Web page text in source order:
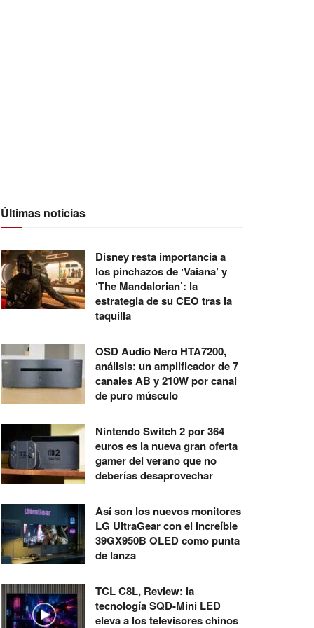
Últimas noticias
Disney resta importancia a
los pinchazos de ‘Vaiana’ y
‘The Mandalorian’: la
estrategia de su CEO tras la
taquilla
OSD Audio Nero HTA7200,
análisis: un amplificador de 7
canales AB y 210W por canal
de puro músculo
Nintendo Switch 2 por 364
euros es la nueva gran oferta
gamer del verano que no
deberías desaprovechar
Así son los nuevos monitores
LG UltraGear con el increíble
39GX950B OLED como punta
de lanza
TCL C8L, Review: la
tecnología SQD-Mini LED
eleva a los televisores chinos